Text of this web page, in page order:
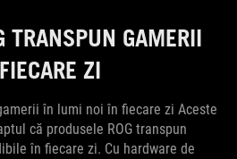
TRANSPUN GAMERII
ZI
în lumi noi în fiecare zi Aceste
că produsele ROG transpun
în fiecare zi. Cu hardware de